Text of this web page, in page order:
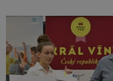
nedávno přečetli. Je to
kdyby se paměť